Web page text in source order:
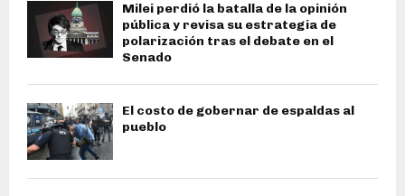
Milei perdió la batalla de la opinión
pública y revisa su estrategia de
polarización tras el debate en el
Senado
El costo de gobernar de espaldas al
pueblo